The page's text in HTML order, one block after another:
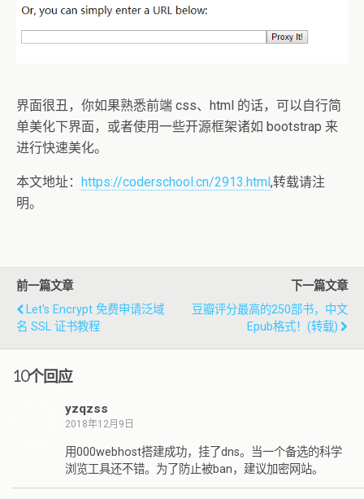
界面很丑，你如果熟悉前端 css、html 的话，可以自行简
单美化下界面，或者使用一些开源框架诸如 bootstrap 来
进行快速美化。
本文地址： https://coderschool.cn/2913.html,转载请注
明。
前一篇文章
Let's Encrypt 免费申请泛域
名 SSL 证书教程
下一篇文章
豆瓣评分最高的250部书，中文
Epub格式！(转载)
10个回应
yzqzss
2018年12月9日
用000webhost搭建成功，挂了dns。当一个备选的科学
浏览工具还不错。为了防止被ban，建议加密网站。